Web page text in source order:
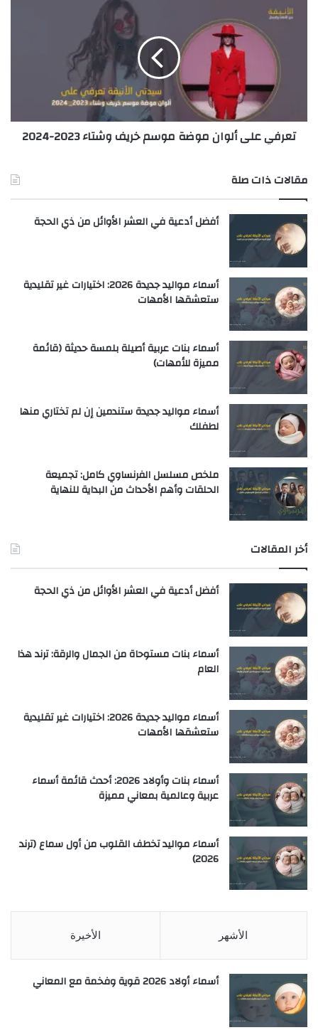
ي
تعرفي على ألوان موضة موسم خريف وشتاء 2023-2024
مقالات ذات صلة
أفضل أدعية في العشر الأوائل من ذي الحجة
أسماء مواليد جديدة 2026: اختيارات غير تقليدية
ستعشقها الأمهات
أسماء بنات عربية أصيلة بلمسة حديثة (قائمة
مميزة للأمهات)
أسماء مواليد جديدة ستندمين إن لم تختاري منها
لطفلك
ملخص مسلسل الفرنساوي كامل: تجميعة
الحلقات وأهم الأحداث من البداية للنهاية
أخر المقالات
أفضل أدعية في العشر الأوائل من ذي الحجة
أسماء بنات مستوحاة من الجمال والرقة: ترند هذا
العام
أسماء مواليد جديدة 2026: اختيارات غير تقليدية
ستعشقها الأمهات
أسماء بنات وأولاد 2026: أحدث قائمة أسماء
عربية وعالمية بمعاني مميزة
أسماء مواليد تخطف القلوب من أول سماع (ترند
2026)
الأشهر الأخيرة
أسماء أولاد 2026 قوية وفخمة مع المعاني